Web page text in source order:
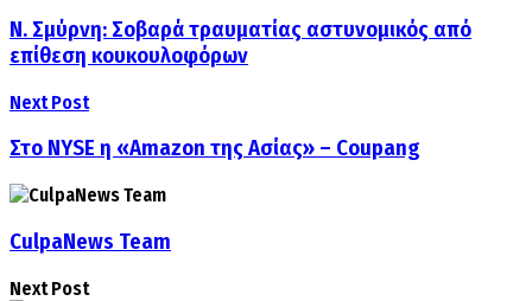
Ν. Σμύρνη: Σοβαρά τραυματίας αστυνομικός από
επίθεση κουκουλοφόρων
Next Post
Στο NYSE η «Amazon της Ασίας» – Coupang
CulpaNews Team
Next Post